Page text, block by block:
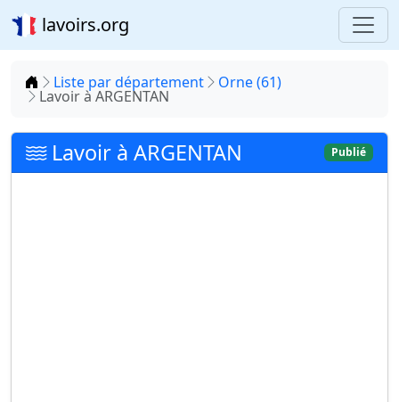
lavoirs.org
Accueil
Liste par département Orne (61)
Lavoir à ARGENTAN
Lavoir à ARGENTAN Publié